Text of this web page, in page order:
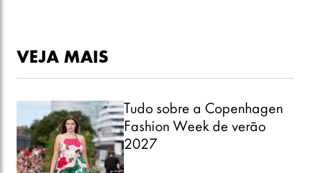
VEJA MAIS
Tudo sobre a Copenhagen
Fashion Week de verão
2027